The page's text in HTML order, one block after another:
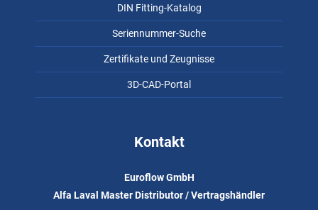
DIN Fitting-Katalog
Seriennummer-Suche
Zertifikate und Zeugnisse
3D-CAD-Portal
Kontakt
Euroflow GmbH
Alfa Laval Master Distributor / Vertragshändler